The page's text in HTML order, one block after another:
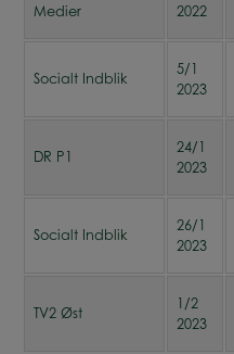
Medier
2022
Socialt Indblik
5/1
2023
DR P1
24/1
2023
Socialt Indblik
26/1
2023
TV2 Øst
1/2
2023